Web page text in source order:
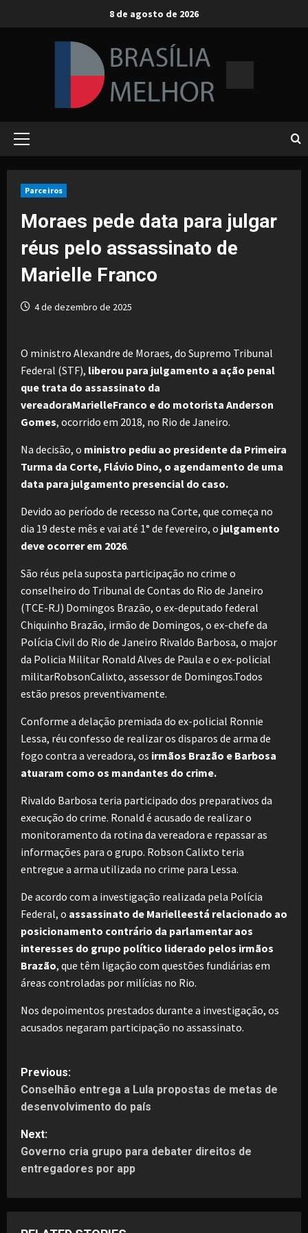
8 de agosto de 2026
Primary
Parceiros
Moraes pede data para julgar
réus pelo assassinato de
Marielle Franco
4 de dezembro de 2025
O ministro Alexandre de Moraes, do Supremo Tribunal
Federal (STF), liberou para julgamento a ação penal
que trata do assassinato da
vereadoraMarielleFranco e do motorista Anderson
Gomes, ocorrido em 2018, no Rio de Janeiro.
Na decisão, o ministro pediu ao presidente da Primeira
Turma da Corte, Flávio Dino, o agendamento de uma
data para julgamento presencial do caso.
Devido ao período de recesso na Corte, que começa no
dia 19 deste mês e vai até 1° de fevereiro, o julgamento
deve ocorrer em 2026.
São réus pela suposta participação no crime o
conselheiro do Tribunal de Contas do Rio de Janeiro
(TCE-RJ) Domingos Brazão, o ex-deputado federal
Chiquinho Brazão, irmão de Domingos, o ex-chefe da
Polícia Civil do Rio de Janeiro Rivaldo Barbosa, o major
da Policia Militar Ronald Alves de Paula e o ex-policial
militarRobsonCalixto, assessor de Domingos.Todos
estão presos preventivamente.
Conforme a delação premiada do ex-policial Ronnie
Lessa, réu confesso de realizar os disparos de arma de
fogo contra a vereadora, os irmãos Brazão e Barbosa
atuaram como os mandantes do crime.
Rivaldo Barbosa teria participado dos preparativos da
execução do crime. Ronald é acusado de realizar o
monitoramento da rotina da vereadora e repassar as
informações para o grupo. Robson Calixto teria
entregue a arma utilizada no crime para Lessa.
De acordo com a investigação realizada pela Polícia
Federal, o assassinato de Marielleestá relacionado ao
posicionamento contrário da parlamentar aos
interesses do grupo político liderado pelos irmãos
Brazão, que têm ligação com questões fundiárias em
áreas controladas por milícias no Rio.
Nos depoimentos prestados durante a investigação, os
acusados negaram participação no assassinato.
P
o
s
t
a
Previous:
Conselhão entrega a Lula propostas de metas de
desenvolvimento do país
Next:
Governo cria grupo para debater direitos de
entregadores por app